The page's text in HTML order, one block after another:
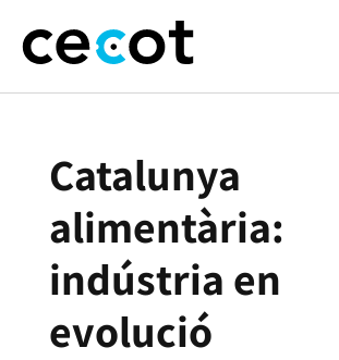
Catalunya
alimentària:
indústria en
evolució